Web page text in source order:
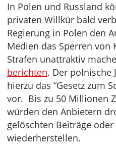
In Polen und Russland
privaten Willkür bald
Regierung in Polen den
Medien das Sperren von
Strafen unattraktiv
berichten. Der polnische
hierzu das “Gesetz zum
vor. Bis zu 50 Millionen
würden den Anbietern
gelöschten Beiträge
wiederherstellen.